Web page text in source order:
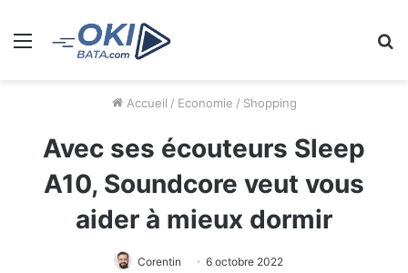
Menu
Accueil / Economie / Shopping
Avec ses écouteurs Sleep
A10, Soundcore veut vous
aider à mieux dormir
Corentin 6 octobre 2022